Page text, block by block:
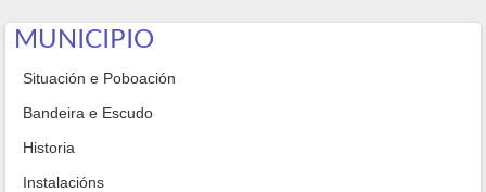
MUNICIPIO
Situación e Poboación
Bandeira e Escudo
Historia
Instalacións